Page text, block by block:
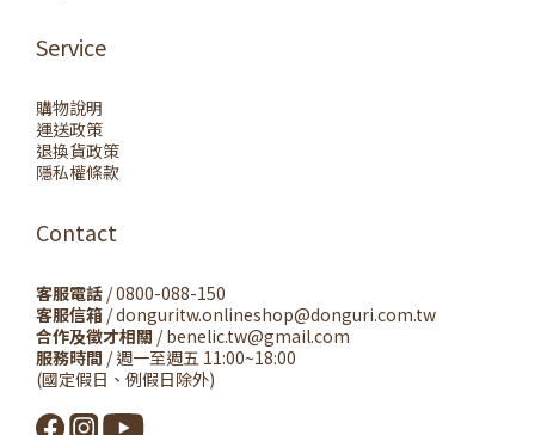
Service
購物說明
運送政策
退換貨政策
隱私權條款
Contact
客服電話 / 0800-088-150
客服信箱 / donguritw.onlineshop@donguri.com.tw
合作及徵才相關 / benelic.tw@gmail.com
服務時間 / 週一至週五 11:00~18:00
(國定假日、例假日除外)